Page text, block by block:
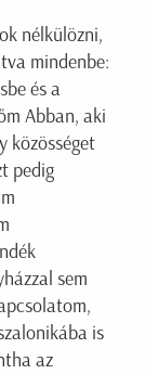
nélkülözni,
mindenbe:
és a
Abban, aki
közösséget
pedig
sem
is
az